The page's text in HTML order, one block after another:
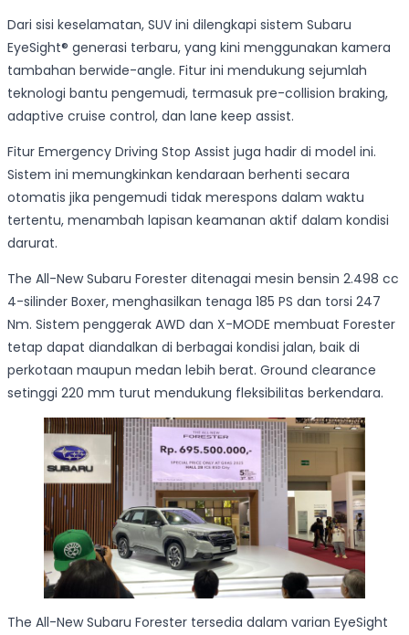
Dari sisi keselamatan, SUV ini dilengkapi sistem Subaru
EyeSight® generasi terbaru, yang kini menggunakan kamera
tambahan berwide-angle. Fitur ini mendukung sejumlah
teknologi bantu pengemudi, termasuk pre-collision braking,
adaptive cruise control, dan lane keep assist.
Fitur Emergency Driving Stop Assist juga hadir di model ini.
Sistem ini memungkinkan kendaraan berhenti secara
otomatis jika pengemudi tidak merespons dalam waktu
tertentu, menambah lapisan keamanan aktif dalam kondisi
darurat.
The All-New Subaru Forester ditenagai mesin bensin 2.498 cc
4-silinder Boxer, menghasilkan tenaga 185 PS dan torsi 247
Nm. Sistem penggerak AWD dan X-MODE membuat Forester
tetap dapat diandalkan di berbagai kondisi jalan, baik di
perkotaan maupun medan lebih berat. Ground clearance
setinggi 220 mm turut mendukung fleksibilitas berkendara.
The All-New Subaru Forester tersedia dalam varian EyeSight